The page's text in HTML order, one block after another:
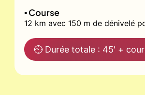
▪️ Course
12 km avec 150 m de dénivelé
⏲ Durée totale : 45' +